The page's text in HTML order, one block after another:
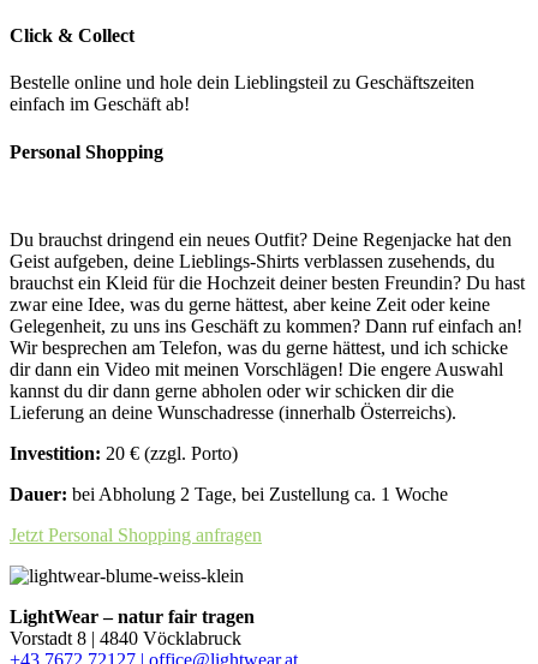
Click & Collect
Bestelle online und hole dein Lieblingsteil zu Geschäftszeiten
einfach im Geschäft ab!
Personal Shopping
Du brauchst dringend ein neues Outfit? Deine Regenjacke hat den
Geist aufgeben, deine Lieblings-Shirts verblassen zusehends, du
brauchst ein Kleid für die Hochzeit deiner besten Freundin? Du hast
zwar eine Idee, was du gerne hättest, aber keine Zeit oder keine
Gelegenheit, zu uns ins Geschäft zu kommen? Dann ruf einfach an!
Wir besprechen am Telefon, was du gerne hättest, und ich schicke
dir dann ein Video mit meinen Vorschlägen! Die engere Auswahl
kannst du dir dann gerne abholen oder wir schicken dir die
Lieferung an deine Wunschadresse (innerhalb Österreichs).
Investition: 20 € (zzgl. Porto)
Dauer: bei Abholung 2 Tage, bei Zustellung ca. 1 Woche
Jetzt Personal Shopping anfragen
LightWear – natur fair tragen
Vorstadt 8 | 4840 Vöcklabruck
+43 7672 72127 | office@lightwear.at